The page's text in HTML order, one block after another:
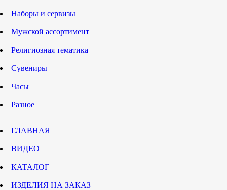
Наборы и сервизы
Мужской ассортимент
Религиозная тематика
Сувениры
Часы
Разное
ГЛАВНАЯ
ВИДЕО
КАТАЛОГ
ИЗДЕЛИЯ НА ЗАКАЗ